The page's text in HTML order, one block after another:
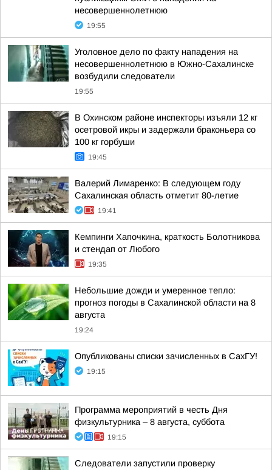
несовершеннолетнюю
19:55
Уголовное дело по факту нападения на
несовершеннолетнюю в Южно-Сахалинске
возбудили следователи
19:55
В Охинском районе инспекторы изъяли 12 кг
осетровой икры и задержали браконьера со
100 кг горбуши
19:45
Валерий Лимаренко: В следующем году
Сахалинская область отметит 80-летие
19:41
Кемпинги Хапочкина, краткость Болотникова
и стендап от Любого
19:35
Небольшие дожди и умеренное тепло:
прогноз погоды в Сахалинской области на 8
августа
19:24
Опубликованы списки зачисленных в СахГУ!
19:15
Программа мероприятий в честь Дня
физкультурника – 8 августа, суббота
19:15
Следователи запустили проверку